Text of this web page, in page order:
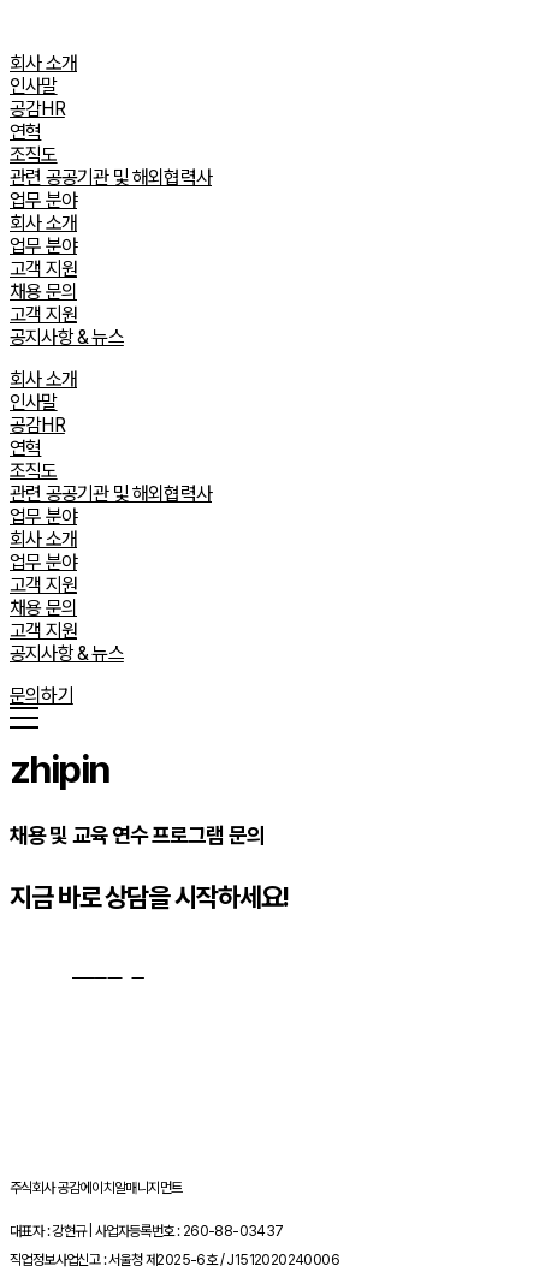
content
회사 소개
인사말
공감HR
연혁
조직도
관련 공공기관 및 해외협력사
업무 분야
회사 소개
업무 분야
고객 지원
채용 문의
고객 지원
공지사항 & 뉴스
회사 소개
인사말
공감HR
연혁
조직도
관련 공공기관 및 해외협력사
업무 분야
회사 소개
업무 분야
고객 지원
채용 문의
고객 지원
공지사항 & 뉴스
문의하기
zhipin
채용 및 교육 연수 프로그램 문의
지금 바로 상담을 시작하세요!
주식회사 공감에이치알매니지먼트
대표자 : 강현규 | 사업자등록번호 : 260-88-03437
직업정보사업신고 : 서울청 제2025-6호 / J1512020240006